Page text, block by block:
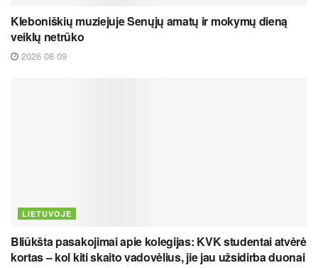
Kleboniškių muziejuje Senųjų amatų ir mokymų dieną
veiklų netrūko
2026 08 09
LIETUVOJE
Bliūkšta pasakojimai apie kolegijas: KVK studentai atvėrė
kortas – kol kiti skaito vadovėlius, jie jau užsidirba duonai